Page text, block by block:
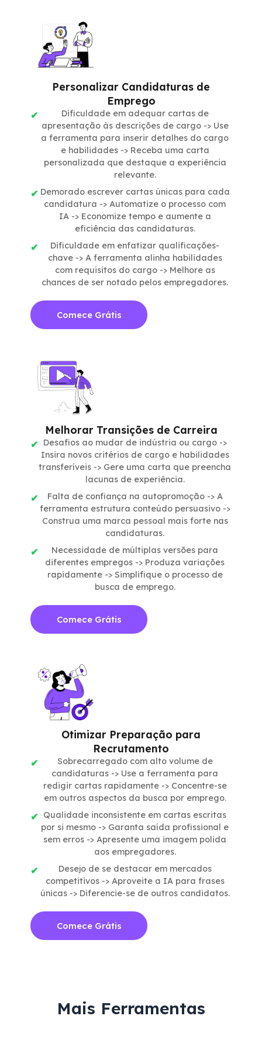
Personalizar Candidaturas de
Emprego
Dificuldade em adequar cartas de
apresentação às descrições de cargo -> Use
a ferramenta para inserir detalhes do cargo
e habilidades -> Receba uma carta
personalizada que destaque a experiência
relevante.
Demorado escrever cartas únicas para cada
candidatura -> Automatize o processo com
IA -> Economize tempo e aumente a
eficiência das candidaturas.
Dificuldade em enfatizar qualificações-
chave -> A ferramenta alinha habilidades
com requisitos do cargo -> Melhore as
chances de ser notado pelos empregadores.
Comece Grátis
Melhorar Transições de Carreira
Desafios ao mudar de indústria ou cargo ->
Insira novos critérios de cargo e habilidades
transferíveis -> Gere uma carta que preencha
lacunas de experiência.
Falta de confiança na autopromoção -> A
ferramenta estrutura conteúdo persuasivo ->
Construa uma marca pessoal mais forte nas
candidaturas.
Necessidade de múltiplas versões para
diferentes empregos -> Produza variações
rapidamente -> Simplifique o processo de
busca de emprego.
Comece Grátis
Otimizar Preparação para
Recrutamento
Sobrecarregado com alto volume de
candidaturas -> Use a ferramenta para
redigir cartas rapidamente -> Concentre-se
em outros aspectos da busca por emprego.
Qualidade inconsistente em cartas escritas
por si mesmo -> Garanta saída profissional e
sem erros -> Apresente uma imagem polida
aos empregadores.
Desejo de se destacar em mercados
competitivos -> Aproveite a IA para frases
únicas -> Diferencie-se de outros candidatos.
Comece Grátis
Mais Ferramentas